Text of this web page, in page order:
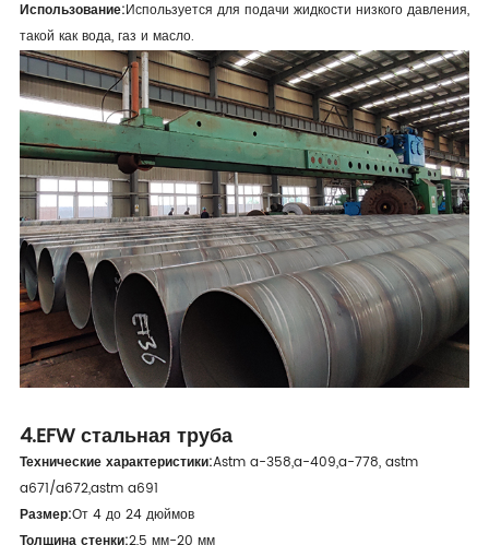
Использование:Используется для подачи жидкости низкого давления,
такой как вода, газ и масло.
4.EFW стальная труба
Технические характеристики:Astm a-358,a-409,a-778, astm
a671/a672,astm a691
Размер:От 4 до 24 дюймов
Толщина стенки:2,5 мм-20 мм